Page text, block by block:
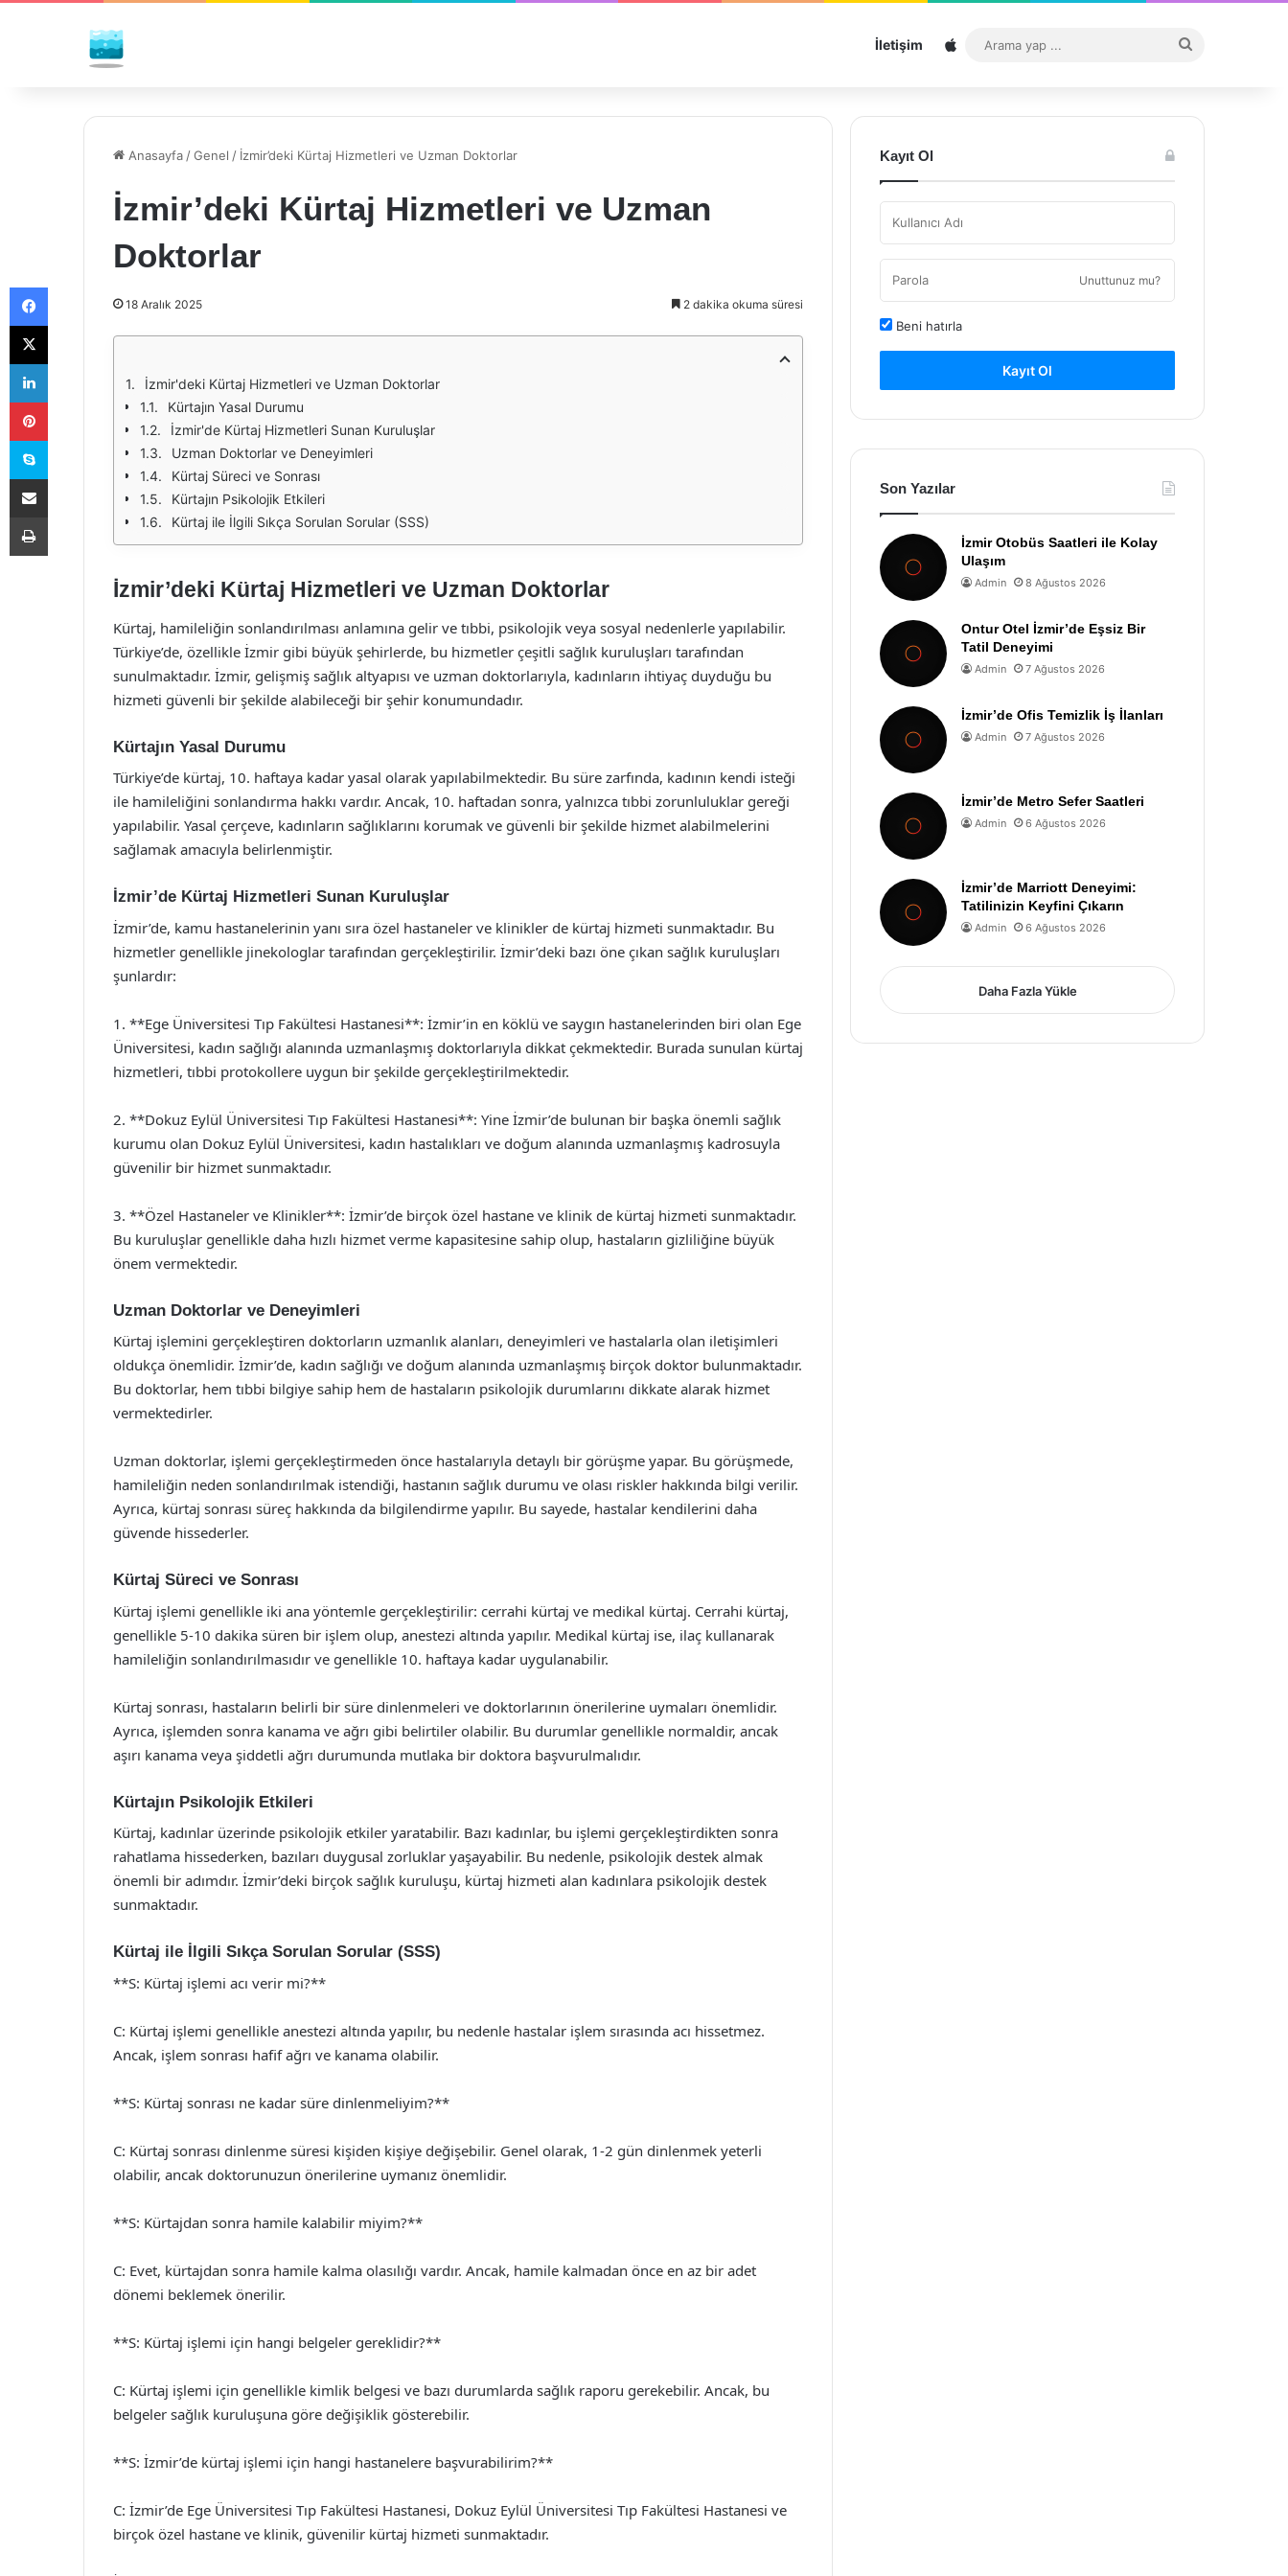
İletişim Sitemap
...
Anasayfa /Genel / İzmir’deki Kürtaj Hizmetleri ve Uzman Doktorlar
İzmir’deki Kürtaj Hizmetleri ve Uzman
Doktorlar
18 Aralık 2025 2 dakika okuma süresi
İzmir'deki Kürtaj Hizmetleri ve Uzman Doktorlar
Kürtajın Yasal Durumu
İzmir'de Kürtaj Hizmetleri Sunan Kuruluşlar
Uzman Doktorlar ve Deneyimleri
Kürtaj Süreci ve Sonrası
Kürtajın Psikolojik Etkileri
Kürtaj ile İlgili Sıkça Sorulan Sorular (SSS)
İzmir’deki Kürtaj Hizmetleri ve Uzman Doktorlar
Kürtaj, hamileliğin sonlandırılması anlamına gelir ve tıbbi, psikolojik veya sosyal nedenlerle yapılabilir.
Türkiye’de, özellikle İzmir gibi büyük şehirlerde, bu hizmetler çeşitli sağlık kuruluşları tarafından
sunulmaktadır. İzmir, gelişmiş sağlık altyapısı ve uzman doktorlarıyla, kadınların ihtiyaç duyduğu bu
hizmeti güvenli bir şekilde alabileceği bir şehir konumundadır.
Kürtajın Yasal Durumu
Türkiye’de kürtaj, 10. haftaya kadar yasal olarak yapılabilmektedir. Bu süre zarfında, kadının kendi isteği
ile hamileliğini sonlandırma hakkı vardır. Ancak, 10. haftadan sonra, yalnızca tıbbi zorunluluklar gereği
yapılabilir. Yasal çerçeve, kadınların sağlıklarını korumak ve güvenli bir şekilde hizmet alabilmelerini
sağlamak amacıyla belirlenmiştir.
İzmir’de Kürtaj Hizmetleri Sunan Kuruluşlar
İzmir’de, kamu hastanelerinin yanı sıra özel hastaneler ve klinikler de kürtaj hizmeti sunmaktadır. Bu
hizmetler genellikle jinekologlar tarafından gerçekleştirilir. İzmir’deki bazı öne çıkan sağlık kuruluşları
şunlardır:
1. **Ege Üniversitesi Tıp Fakültesi Hastanesi**: İzmir’in en köklü ve saygın hastanelerinden biri olan Ege
Üniversitesi, kadın sağlığı alanında uzmanlaşmış doktorlarıyla dikkat çekmektedir. Burada sunulan kürtaj
hizmetleri, tıbbi protokollere uygun bir şekilde gerçekleştirilmektedir.
2. **Dokuz Eylül Üniversitesi Tıp Fakültesi Hastanesi**: Yine İzmir’de bulunan bir başka önemli sağlık
kurumu olan Dokuz Eylül Üniversitesi, kadın hastalıkları ve doğum alanında uzmanlaşmış kadrosuyla
güvenilir bir hizmet sunmaktadır.
3. **Özel Hastaneler ve Klinikler**: İzmir’de birçok özel hastane ve klinik de kürtaj hizmeti sunmaktadır.
Bu kuruluşlar genellikle daha hızlı hizmet verme kapasitesine sahip olup, hastaların gizliliğine büyük
önem vermektedir.
Uzman Doktorlar ve Deneyimleri
Kürtaj işlemini gerçekleştiren doktorların uzmanlık alanları, deneyimleri ve hastalarla olan iletişimleri
oldukça önemlidir. İzmir’de, kadın sağlığı ve doğum alanında uzmanlaşmış birçok doktor bulunmaktadır.
Bu doktorlar, hem tıbbi bilgiye sahip hem de hastaların psikolojik durumlarını dikkate alarak hizmet
vermektedirler.
Uzman doktorlar, işlemi gerçekleştirmeden önce hastalarıyla detaylı bir görüşme yapar. Bu görüşmede,
hamileliğin neden sonlandırılmak istendiği, hastanın sağlık durumu ve olası riskler hakkında bilgi verilir.
Ayrıca, kürtaj sonrası süreç hakkında da bilgilendirme yapılır. Bu sayede, hastalar kendilerini daha
güvende hissederler.
Kürtaj Süreci ve Sonrası
Kürtaj işlemi genellikle iki ana yöntemle gerçekleştirilir: cerrahi kürtaj ve medikal kürtaj. Cerrahi kürtaj,
genellikle 5-10 dakika süren bir işlem olup, anestezi altında yapılır. Medikal kürtaj ise, ilaç kullanarak
hamileliğin sonlandırılmasıdır ve genellikle 10. haftaya kadar uygulanabilir.
Kürtaj sonrası, hastaların belirli bir süre dinlenmeleri ve doktorlarının önerilerine uymaları önemlidir.
Ayrıca, işlemden sonra kanama ve ağrı gibi belirtiler olabilir. Bu durumlar genellikle normaldir, ancak
aşırı kanama veya şiddetli ağrı durumunda mutlaka bir doktora başvurulmalıdır.
Kürtajın Psikolojik Etkileri
Kürtaj, kadınlar üzerinde psikolojik etkiler yaratabilir. Bazı kadınlar, bu işlemi gerçekleştirdikten sonra
rahatlama hissederken, bazıları duygusal zorluklar yaşayabilir. Bu nedenle, psikolojik destek almak
önemli bir adımdır. İzmir’deki birçok sağlık kuruluşu, kürtaj hizmeti alan kadınlara psikolojik destek
sunmaktadır.
Kürtaj ile İlgili Sıkça Sorulan Sorular (SSS)
**S: Kürtaj işlemi acı verir mi?**
C: Kürtaj işlemi genellikle anestezi altında yapılır, bu nedenle hastalar işlem sırasında acı hissetmez.
Ancak, işlem sonrası hafif ağrı ve kanama olabilir.
**S: Kürtaj sonrası ne kadar süre dinlenmeliyim?**
C: Kürtaj sonrası dinlenme süresi kişiden kişiye değişebilir. Genel olarak, 1-2 gün dinlenmek yeterli
olabilir, ancak doktorunuzun önerilerine uymanız önemlidir.
**S: Kürtajdan sonra hamile kalabilir miyim?**
C: Evet, kürtajdan sonra hamile kalma olasılığı vardır. Ancak, hamile kalmadan önce en az bir adet
dönemi beklemek önerilir.
**S: Kürtaj işlemi için hangi belgeler gereklidir?**
C: Kürtaj işlemi için genellikle kimlik belgesi ve bazı durumlarda sağlık raporu gerekebilir. Ancak, bu
belgeler sağlık kuruluşuna göre değişiklik gösterebilir.
**S: İzmir’de kürtaj işlemi için hangi hastanelere başvurabilirim?**
C: İzmir’de Ege Üniversitesi Tıp Fakültesi Hastanesi, Dokuz Eylül Üniversitesi Tıp Fakültesi Hastanesi ve
birçok özel hastane ve klinik, güvenilir kürtaj hizmeti sunmaktadır.
Kayıt Ol
Unuttunuz mu?
Beni hatırla
Kayıt Ol
Son Yazılar
İzmir Otobüs Saatleri ile Kolay
Ulaşım
Admin 8 Ağustos 2026
Ontur Otel İzmir’de Eşsiz Bir
Tatil Deneyimi
Admin 7 Ağustos 2026
İzmir’de Ofis Temizlik İş İlanları
Admin 7 Ağustos 2026
İzmir’de Metro Sefer Saatleri
Admin 6 Ağustos 2026
İzmir’de Marriott Deneyimi:
Tatilinizin Keyfini Çıkarın
Admin 6 Ağustos 2026
Daha Fazla Yükle
Facebook
X
LinkedIn
Pinterest
Skype
E-Posta ile paylaş